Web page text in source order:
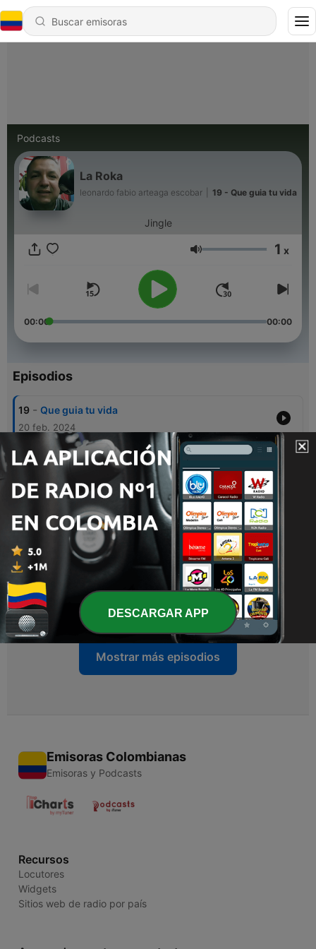
Podcasts
La Roka
leonardo fabio arteaga escobar 19 - Que guia tu vida
Jingle
Volumen 1 x
00:00 00:00
Episodios
19 - Que guia tu vida
20 feb. 2024
18 - Cosmovisión de Reino 2
17 - Cosmovisión de Reino
23 ene. 2024
16 - jingle somos uno
04 sep. 2023
14 - Salmo 91
19 jul. 2023
Mostrar más episodios
Emisoras Colombianas
Emisoras y Podcasts
Recursos
Locutores
Widgets
Sitios web de radio por país
DESCARGAR APP